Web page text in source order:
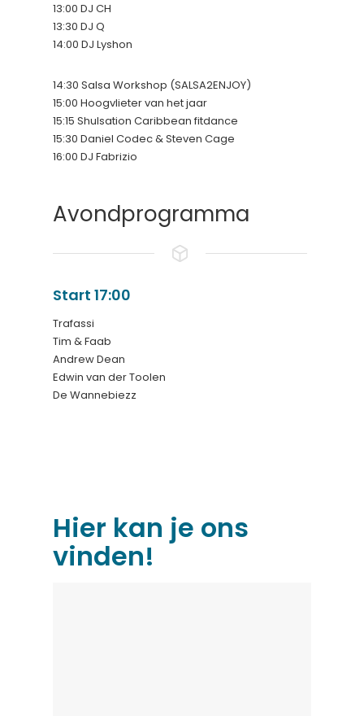
13:00 DJ CH
13:30 DJ Q
14:00 DJ Lyshon
14:30 Salsa Workshop (SALSA2ENJOY)
15:00 Hoogvlieter van het jaar
15:15 Shulsation Caribbean fitdance
15:30 Daniel Codec & Steven Cage
16:00 DJ Fabrizio
Avondprogramma
Start 17:00
Trafassi
Tim & Faab
Andrew Dean
Edwin van der Toolen
De Wannebiezz
Hier kan je ons
vinden!